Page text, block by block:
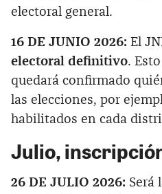
electoral general.
16 DE JUNIO 2026: El
electoral definitivo.
quedará confirmado
las elecciones, por
habilitados en cada
Julio,
26 DE JULIO 2026: Será